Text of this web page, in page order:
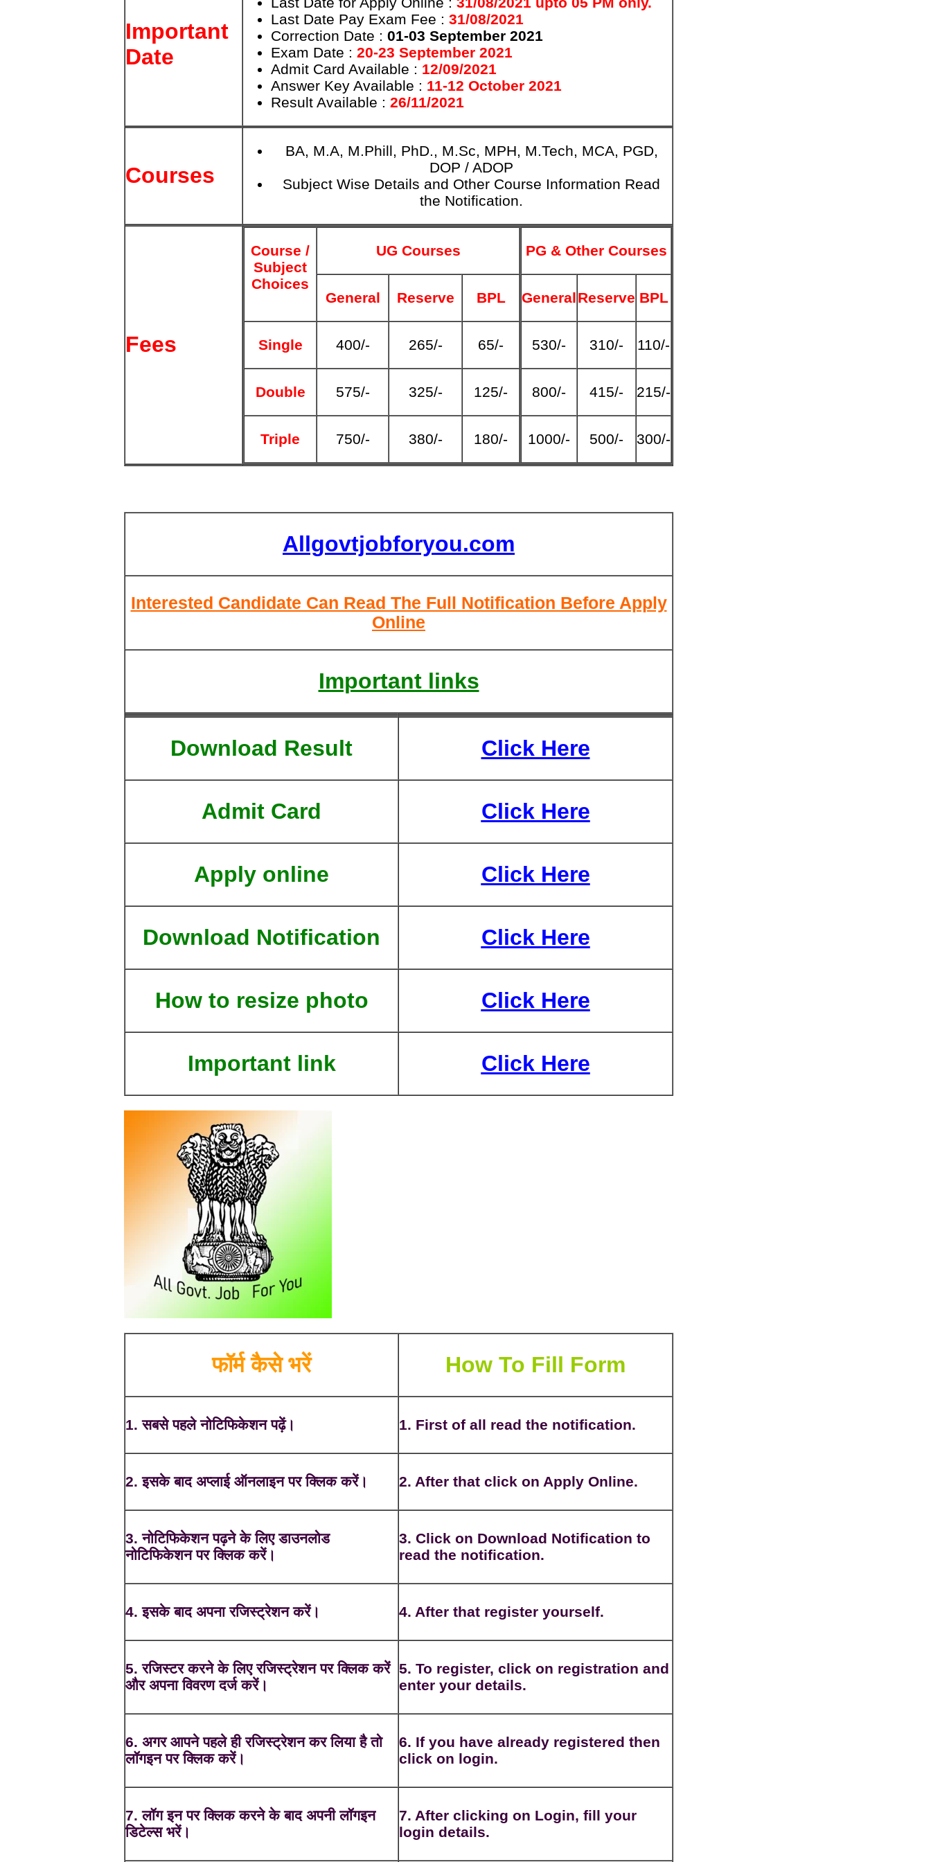
Important
Date
Last Date Pay Exam Fee : 31/08/2021
Correction Date : 01-03 September 2021
Exam Date : 20-23 September 2021
Admit Card Available : 12/09/2021
Answer Key Available : 11-12 October 2021
Result Available : 26/11/2021
Courses
BA, M.A, M.Phill, PhD., M.Sc, MPH, M.Tech, MCA, PGD,
DOP / ADOP
Subject Wise Details and Other Course Information Read
the Notification.
Fees
Course /
Subject
Choices
UG Courses PG & Other Courses
General Reserve BPL GeneralReserve BPL
Single 400/- 265/- 65/- 530/- 310/- 110/-
Double 575/- 325/- 125/- 800/- 415/- 215/-
Triple 750/- 380/- 180/- 1000/- 500/- 300/-
Allgovtjobforyou.com
Interested Candidate Can Read The Full Notification Before Apply
Online
Important links
Download Result Click Here
Admit Card Click Here
Apply online Click Here
Download Notification Click Here
How to resize photo Click Here
Important link Click Here
फॉर्म कैसे भरें How To Fill Form
1. सबसे पहले नोटिफिकेशन पढ़ें। 1. First of all read the notification.
2. इसके बाद अप्लाई ऑनलाइन पर क्लिक करें। 2. After that click on Apply Online.
3. नोटिफिकेशन पढ़ने के लिए डाउनलोड
नोटिफिकेशन पर क्लिक करें।
3. Click on Download Notification to
read the notification.
4. इसके बाद अपना रजिस्ट्रेशन करें। 4. After that register yourself.
5. रजिस्टर करने के लिए रजिस्ट्रेशन पर क्लिक करें
और अपना विवरण दर्ज करें।
5. To register, click on registration and
enter your details.
6. अगर आपने पहले ही रजिस्ट्रेशन कर लिया है तो
लॉगइन पर क्लिक करें।
6. If you have already registered then
click on login.
7. लॉग इन पर क्लिक करने के बाद अपनी लॉगइन
डिटेल्स भरें।
7. After clicking on Login, fill your
login details.